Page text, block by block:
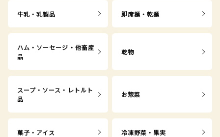
牛乳・乳製品 即席麺・乾麺
ハム・ソーセージ・他畜産
品
乾物
スープ・ソース・レトルト
品
お惣菜
菓子・アイス 冷凍野菜・果実